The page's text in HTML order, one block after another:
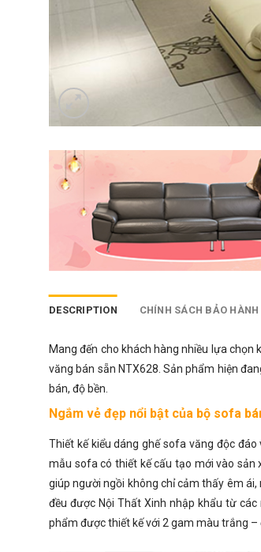
DESCRIPTION CHÍNH SÁCH BẢO HÀNH
Mang đến cho khách hàng nhiều lựa chọn
văng bán sẵn NTX628. Sản phẩm hiện
bán, độ bền.
Ngắm vẻ đẹp nổi bật của bộ sofa
Thiết kế kiểu dángghế sofa văng độc đáo
mẫu sofa có thiết kế cấu tạo mới vào sản
giúp người ngồi không chỉ cảm thấy êm
đều được Nội Thất Xinh nhập khẩu từ
phẩm được thiết kế với 2 gam màu trắng